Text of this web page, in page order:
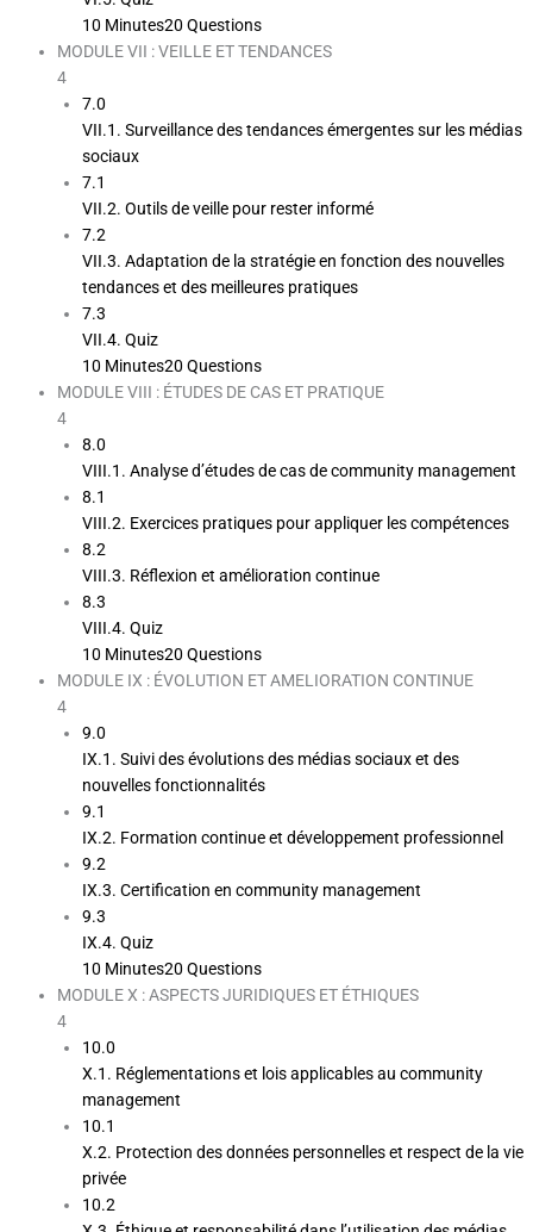
10 Minutes20 Questions
MODULE VII : VEILLE ET TENDANCES
4
7.0
VII.1. Surveillance des tendances émergentes sur les médias
sociaux
7.1
VII.2. Outils de veille pour rester informé
7.2
VII.3. Adaptation de la stratégie en fonction des nouvelles
tendances et des meilleures pratiques
7.3
VII.4. Quiz
10 Minutes20 Questions
MODULE VIII : ÉTUDES DE CAS ET PRATIQUE
4
8.0
VIII.1. Analyse d’études de cas de community management
8.1
VIII.2. Exercices pratiques pour appliquer les compétences
8.2
VIII.3. Réflexion et amélioration continue
8.3
VIII.4. Quiz
10 Minutes20 Questions
MODULE IX : ÉVOLUTION ET AMELIORATION CONTINUE
4
9.0
IX.1. Suivi des évolutions des médias sociaux et des
nouvelles fonctionnalités
9.1
IX.2. Formation continue et développement professionnel
9.2
IX.3. Certification en community management
9.3
IX.4. Quiz
10 Minutes20 Questions
MODULE X : ASPECTS JURIDIQUES ET ÉTHIQUES
4
10.0
X.1. Réglementations et lois applicables au community
management
10.1
X.2. Protection des données personnelles et respect de la vie
privée
10.2